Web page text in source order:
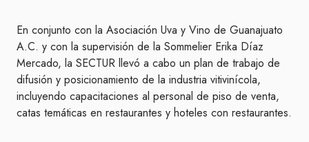
En conjunto con la Asociación Uva y Vino de Guanajuato
A.C. y con la supervisión de la Sommelier Erika Díaz
Mercado, la SECTUR llevó a cabo un plan de trabajo de
difusión y posicionamiento de la industria vitivinícola,
incluyendo capacitaciones al personal de piso de venta,
catas temáticas en restaurantes y hoteles con restaurantes.